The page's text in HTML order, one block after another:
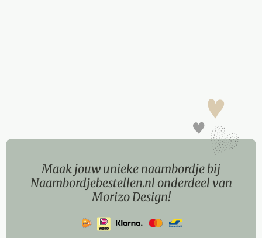
Maak jouw unieke naambordje bij
Naambordjebestellen.nl onderdeel van
Morizo Design!